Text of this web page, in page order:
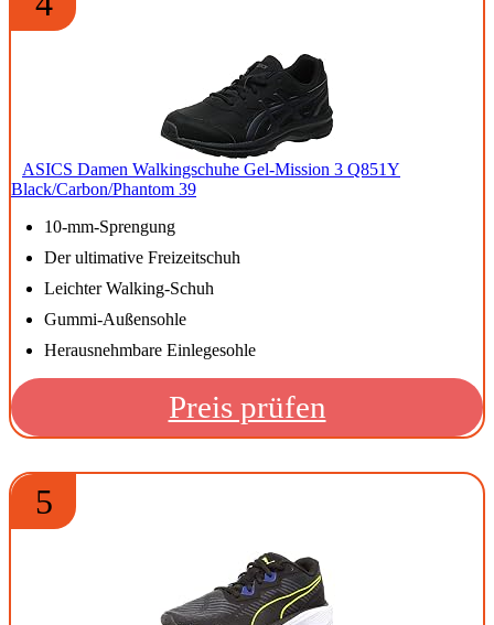
ASICS Damen Walkingschuhe Gel-Mission 3 Q851Y
Black/Carbon/Phantom 39
10-mm-Sprengung
Der ultimative Freizeitschuh
Leichter Walking-Schuh
Gummi-Außensohle
Herausnehmbare Einlegesohle
Preis prüfen
5